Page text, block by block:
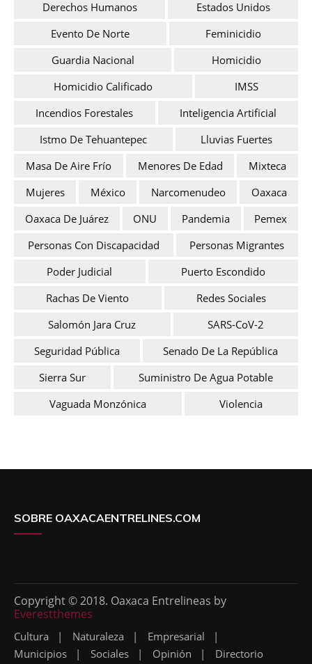
Derechos Humanos
Estados Unidos
Evento De Norte
Feminicidio
Guardia Nacional
Homicidio
Homicidio Calificado
IMSS
Incendios Forestales
Inteligencia Artificial
Istmo De Tehuantepec
Lluvias Fuertes
Masa De Aire Frío
Menores De Edad
Mixteca
Mujeres
México Narcomenudeo
Oaxaca
Oaxaca De Juárez
ONU Pandemia
Pemex
Personas Con Discapacidad
Personas Migrantes
Poder Judicial
Puerto Escondido
Rachas De Viento
Redes Sociales
Salomón Jara Cruz
SARS-CoV-2
Seguridad Pública
Senado De La República
Sierra Sur
Suministro De Agua Potable
Vaguada Monzónica
Violencia
SOBRE OAXACAENTRELINES.COM
Copyright © 2018. Oaxaca Entrelineas by
Everestthemes
Cultura Naturaleza
Empresarial
Municipios
Sociales Opinión Directorio